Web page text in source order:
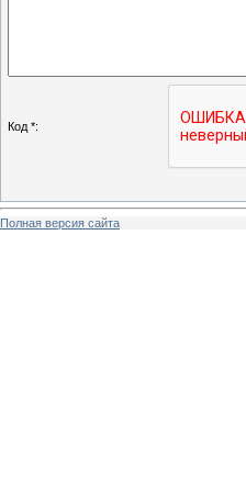
Код *:
Полная версия сайта